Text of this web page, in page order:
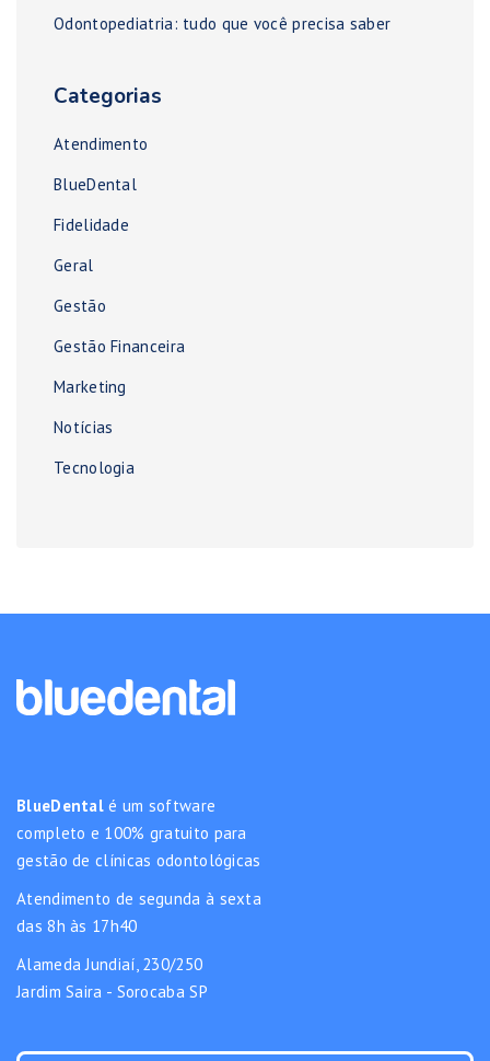
Odontopediatria: tudo que você precisa saber
Categorias
Atendimento
BlueDental
Fidelidade
Geral
Gestão
Gestão Financeira
Marketing
Notícias
Tecnologia
BlueDental é um software
completo e 100% gratuito para
gestão de clínicas odontológicas
Atendimento de segunda à sexta
das 8h às 17h40
Alameda Jundiaí, 230/250
Jardim Saira - Sorocaba SP